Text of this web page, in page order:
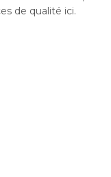
de qualité ici.